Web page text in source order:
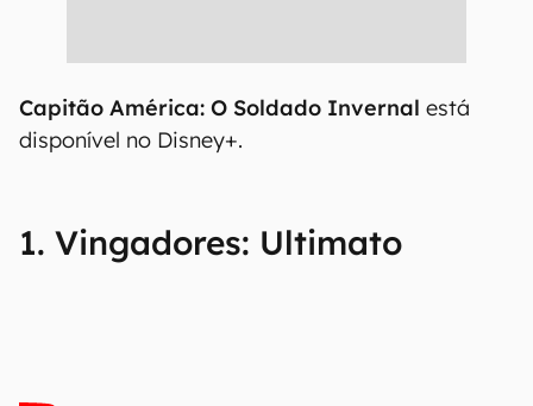
Capitão América: O Soldado Invernal está
disponível no Disney+.
1. Vingadores: Ultimato